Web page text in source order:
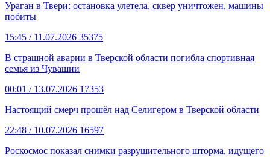
Ураган в Твери: остановка улетела, сквер уничтожен, машины
побиты
15:45 / 11.07.2026 35375
В страшной аварии в Тверской области погибла спортивная
семья из Чувашии
00:01 / 13.07.2026 17353
Настоящий смерч прошёл над Селигером в Тверской области
22:48 / 10.07.2026 16597
Роскосмос показал снимки разрушительного шторма, идущего